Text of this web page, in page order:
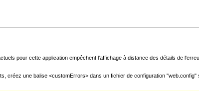
pour cette application empêchent l'affichage à distance des détails de
une balise <customErrors> dans un fichier de configuration